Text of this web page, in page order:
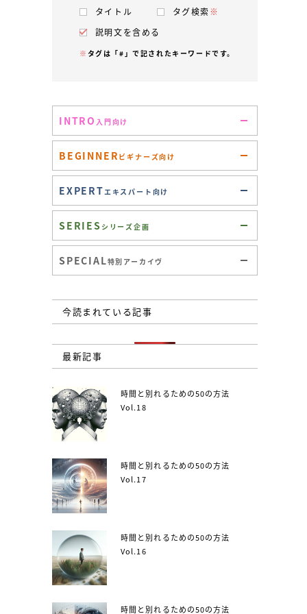
タイトル タグ検索※
説明文を含める
※ タグは「#」で記されたキーワードです。
INTRO 入門向け
BEGINNER ビギナーズ向け
EXPERTエキスパート向け
SERIES シリーズ企画
SPECIAL特別アーカイヴ
今読まれている記事
最新記事
時間と別れるための50の方法
Vol.18
時間と別れるための50の方法
Vol.17
時間と別れるための50の方法
Vol.16
時間と別れるための50の方法